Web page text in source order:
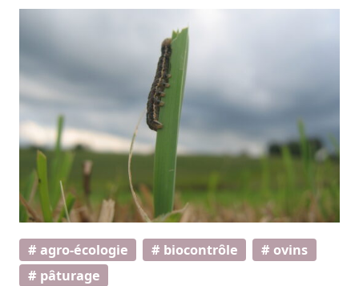
# agro-écologie # biocontrôle
# ovins
# pâturage